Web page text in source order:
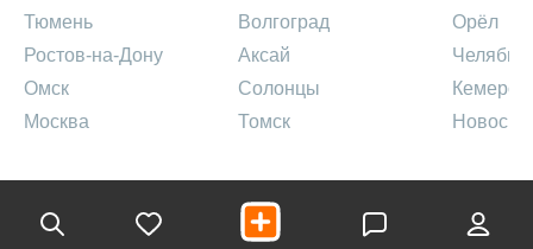
Тюмень
Ростов-на-Дону
Омск
Москва
Волгоград
Аксай
Солонцы
Томск
Орёл